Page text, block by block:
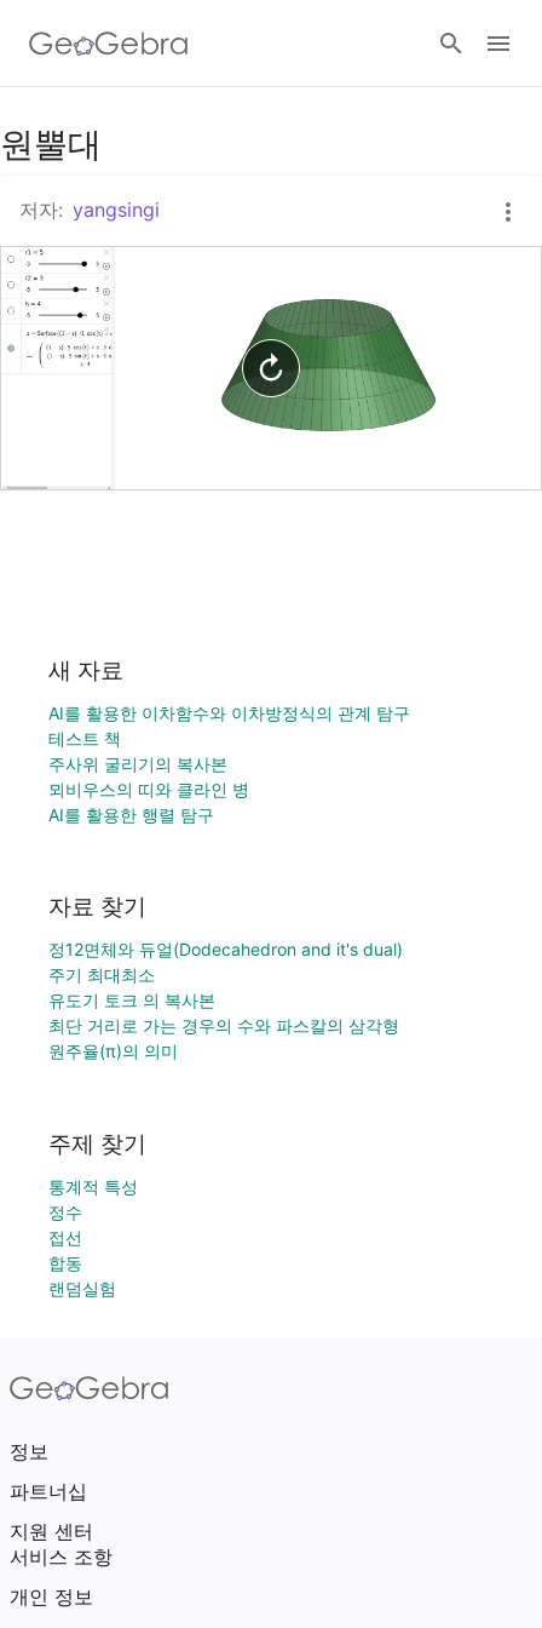
구글 클래스룸
지오지브라 클래스룸
로그인
원뿔대
저자: yangsingi
새 자료
AI를 활용한 이차함수와 이차방정식의 관계 탐구
테스트 책
주사위 굴리기의 복사본
뫼비우스의 띠와 클라인 병
AI를 활용한 행렬 탐구
자료 찾기
정12면체와 듀얼(Dodecahedron and it's dual)
주기 최대최소
유도기 토크 의 복사본
최단 거리로 가는 경우의 수와 파스칼의 삼각형
원주율(π)의 의미
주제 찾기
통계적 특성
정수
접선
합동
랜덤실험
정보
파트너십
지원 센터
서비스 조항
개인 정보